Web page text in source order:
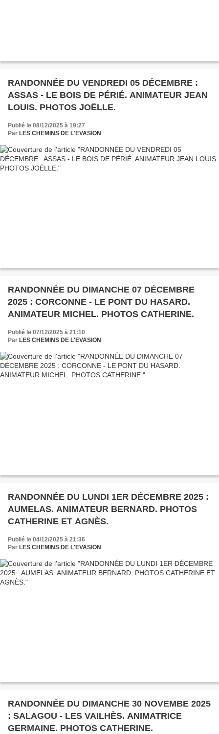
RANDONNÉE DU VENDREDI 05 DÉCEMBRE :
ASSAS - LE BOIS DE PÉRIÉ. ANIMATEUR JEAN
LOUIS. PHOTOS JOËLLE.
Publié le 08/12/2025 à 19:27
Par LES CHEMINS DE L'EVASION
RANDONNÉE DU DIMANCHE 07 DÉCEMBRE
2025 : CORCONNE - LE PONT DU HASARD.
ANIMATEUR MICHEL. PHOTOS CATHERINE.
Publié le 07/12/2025 à 21:10
Par LES CHEMINS DE L'EVASION
RANDONNÉE DU LUNDI 1ER DÉCEMBRE 2025 :
AUMELAS. ANIMATEUR BERNARD. PHOTOS
CATHERINE ET AGNÈS.
Publié le 04/12/2025 à 21:36
Par LES CHEMINS DE L'EVASION
RANDONNÉE DU DIMANCHE 30 NOVEMBE 2025
: SALAGOU - LES VAILHÈS. ANIMATRICE
GERMAINE. PHOTOS CATHERINE.